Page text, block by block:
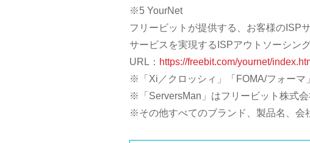
※5 YourNet
フリービットが提供する、お客様のISP
サービスを実現するISPアウトソーシン
URL： https://freebit.com/yournet/
※「Xi／クロッシィ」「FOMA/フォーマ
※「ServersMan」はフリービット株式会
※その他すべてのブランド、製品名、会